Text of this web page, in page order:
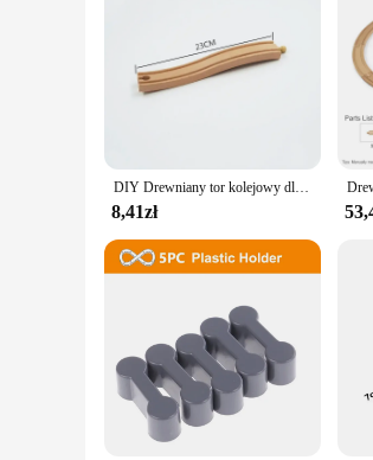
**Captivating Playtime
The kolejka drewniana, or wooden
charming decoration. The wooden
compact design makes it easy to
The wholesale availability of this
designed to be a source of
scenarios, from simple train rides
**A Gift That Keeps on Giving**
development and a cherished
availability also makes it an
DIY Drewniany tor kolejowy dla dzieci Akcesoria Zabawka Tor kolejowy Zabawki kompatybilne ze wszystkimi torami dla dzieci Prezenty dla chłopców i dziewczynek
8,41zł